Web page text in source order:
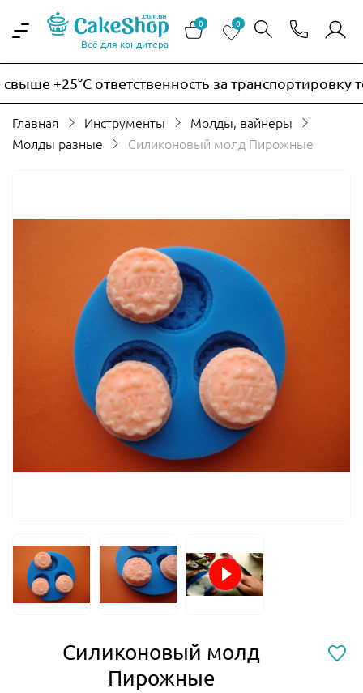
Всё для кондитера
0 0
+25°C ответственность за транспортировку
Главная Инструменты
Молды, вайнеры
Молды разные
Силиконовый молд Пирожные
Силиконовый молд
Пирожные